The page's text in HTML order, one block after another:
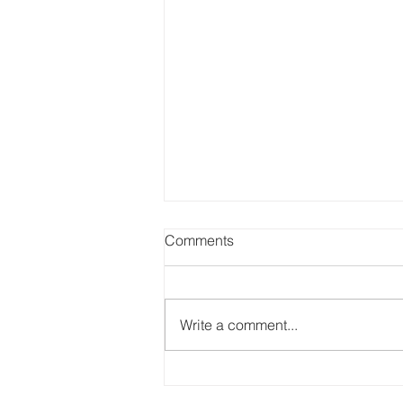
Comments
Write a comment...